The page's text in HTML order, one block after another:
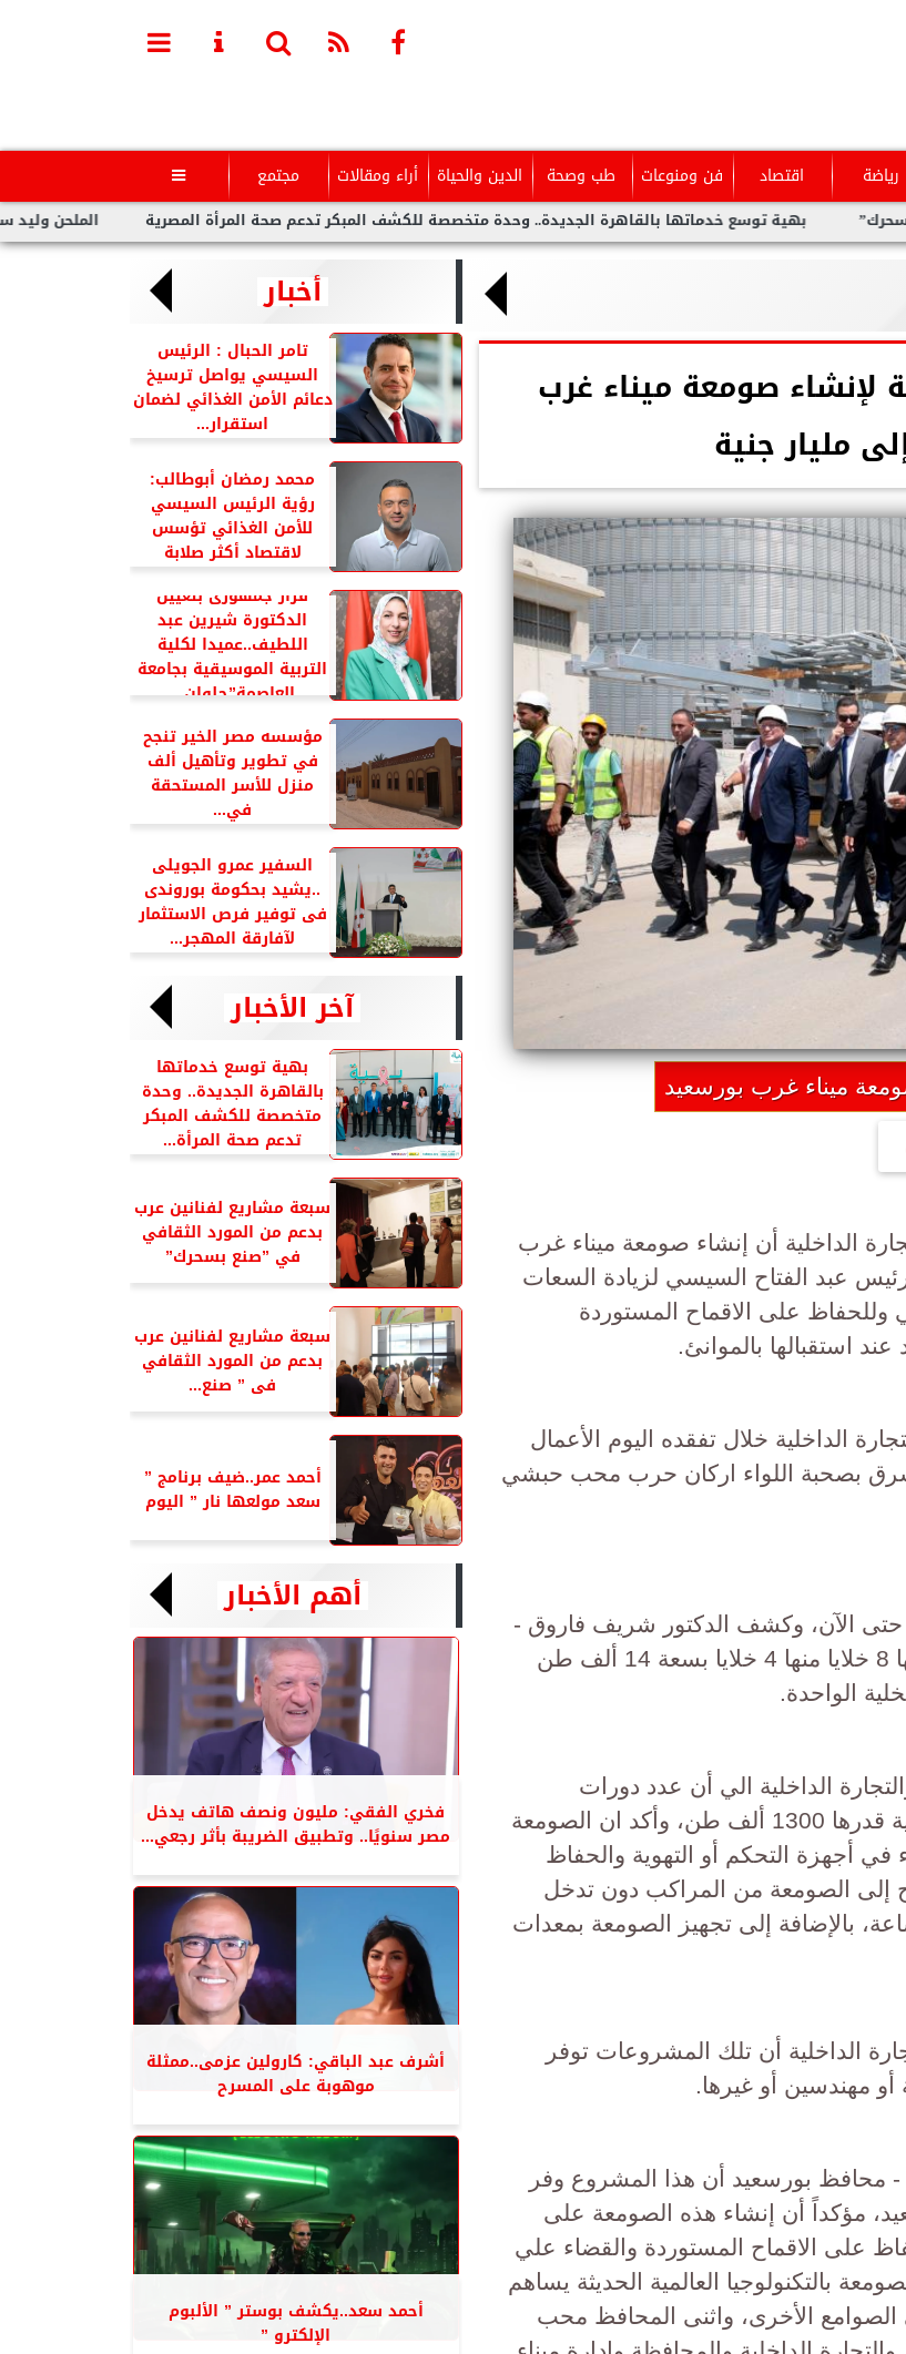
رياضة اقتصاد فن ومنوعات طب وصحة الدين والحياة أراء ومقالات مجتمع 
الملحن وليد سعد : بهية توسع خدماتها بالقاهرة الجديدة.. وحدة متخصصة للكشف المبكر تدعم صحة المرأة المصرية
لإنشاء صومعة ميناء غرب
مليار جنية
ميناء غرب بورسعيد
الداخلية أن إنشاء صومعة ميناء غرب
عبد الفتاح السيسي لزيادة السعات
وللحفاظ على الاقماح المستوردة
استقبالها بالموانئ.
الداخلية خلال تفقده اليوم الأعمال
شرق بصحبة اللواء اركان حرب محب حبشي
حتى الآن، وكشف الدكتور شريف فاروق -
وزير التموين والتجارة الداخلية أن الصومعة بها 8 خلايا منها 4 خلايا بسعة 14 ألف طن
الداخلية الي أن عدد دورات
التشغيل المقررة بالصومعة هي 13 دورة بكمية قدرها 1300 ألف طن، وأكد ان الصومعة
في أجهزة التحكم أو التهوية والحفاظ
إلى الصومعة من المراكب دون تدخل
تصل إلى 600 طن / ساعة، بالإضافة إلى تجهيز الصومعة بمعدات
الداخلية أن تلك المشروعات توفر
مهندسين أو غيرها.
محافظ بورسعيد أن هذا المشروع وفر
مؤكداً أن إنشاء هذه الصومعة على
على الاقماح المستوردة والقضاء علي
بالتكنولوجيا العالمية الحديثة يساهم
الأخرى، واثنى المحافظ محب
أخبار
تامر الحبال : الرئيس
السيسي يواصل ترسيخ
دعائم الأمن الغذائي لضمان
استقرار...
محمد رمضان أبوطالب:
رؤية الرئيس السيسي
للأمن الغذائي تؤسس
لاقتصاد أكثر صلابة
قرار جمهورى بتعيين
الدكتورة شيرين عبد
اللطيف..عميدا لكلية
التربية الموسيقية بجامعة
العاصمة”حلوان...
مؤسسه مصر الخير تنجح
في تطوير وتأهيل ألف
منزل للأسر المستحقة
في...
السفير عمرو الجويلى
..يشيد بحكومة بوروندى
فى توفير فرص الاستثمار
لآفارقة المهجر...
آخر الأخبار
بهية توسع خدماتها
بالقاهرة الجديدة.. وحدة
متخصصة للكشف المبكر
تدعم صحة المرأة...
سبعة مشاريع لفنانين عرب
بدعم من المورد الثقافي
في ”صنع بسحرك”
سبعة مشاريع لفنانين عرب
بدعم من المورد الثقافي
فى ” صنع...
أحمد عمر..ضيف برنامج ”
سعد مولعها نار ” اليوم
أهم الأخبار
فخري الفقي: مليون ونصف هاتف يدخل
مصر سنويًا.. وتطبيق الضريبة بأثر رجعي...
أشرف عبد الباقي: كارولين عزمى..ممثلة
موهوبة على المسرح
أحمد سعد..يكشف بوستر ” الألبوم
الإلكترو ”